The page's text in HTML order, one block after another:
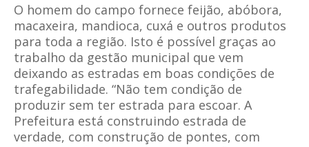
O homem do campo fornece feijão, abóbora,
macaxeira, mandioca, cuxá e outros produtos
para toda a região. Isto é possível graças ao
trabalho da gestão municipal que vem
deixando as estradas em boas condições de
trafegabilidade. “Não tem condição de
produzir sem ter estrada para escoar. A
Prefeitura está construindo estrada de
verdade, com construção de pontes, com